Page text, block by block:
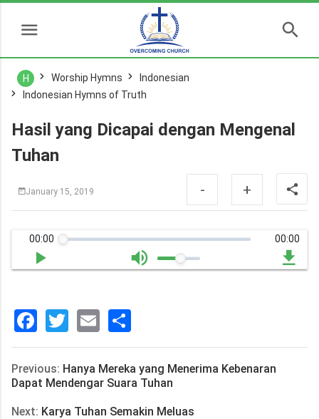
H Worship Hymns
Indonesian
Indonesian Hymns of Truth
Hasil yang Dicapai dengan Mengenal
Tuhan
January 15, 2019 - +
00:00 00:00
Facebook
Twitter
Email
享
Previous: Hanya Mereka yang Menerima Kebenaran
Dapat Mendengar Suara Tuhan
Next: Karya Tuhan Semakin Meluas